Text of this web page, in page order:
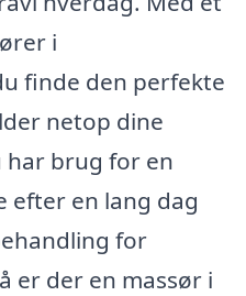
i
finde den perfekte
netop dine
har brug for en
efter en lang dag
for
er der en massør i